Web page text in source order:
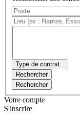
Type de contrat
Rechercher
Rechercher
Votre compte
S'inscrire